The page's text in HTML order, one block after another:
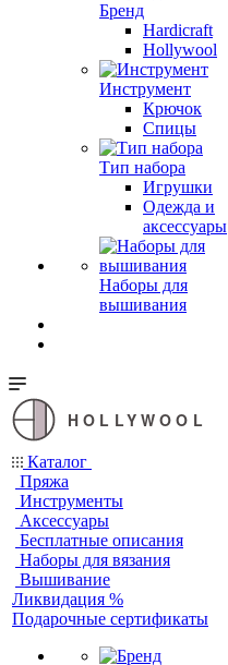
Бренд
Hardicraft
Hollywool
Инструмент
Крючок
Спицы
Тип набора
Игрушки
Одежда и
аксессуары
Наборы для
вышивания
HOLLYWOOL
Каталог
Пряжа
Инструменты
Аксессуары
Бесплатные описания
Наборы для вязания
Вышивание
Ликвидация %
Подарочные сертификаты